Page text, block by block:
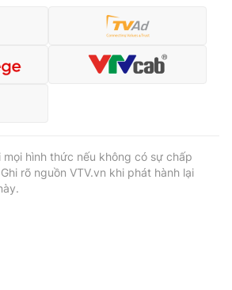
hình thức nếu không có sự chấp
rõ nguồn VTV.vn khi phát hành lại